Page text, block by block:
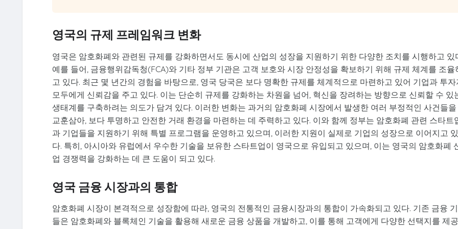
영국의 규제 프레임워크 변화
영국은 암호화폐와 관련된 규제를 강화하면서도 동시에 산업의 성장을 지원하기 위한 다양한 조치를 시행하고 있
예를 들어, 금융행위감독청(FCA)와 기타 정부 기관은 고객 보호와 시장 안정성을 확보하기 위해 규제 체계를 조율
고 있다. 최근 몇 년간의 경험을 바탕으로, 영국 당국은 보다 명확한 규제를 체계적으로 마련하고 있어 기업과 투자
모두에게 신뢰감을 주고 있다. 이는 단순히 규제를 강화하는 차원을 넘어, 혁신을 장려하는 방향으로 신뢰할 수 있
생태계를 구축하려는 의도가 담겨 있다. 이러한 변화는 과거의 암호화폐 시장에서 발생한 여러 부정적인 사건들을
교훈삼아, 보다 투명하고 안전한 거래 환경을 마련하는 데 주력하고 있다. 이와 함께 정부는 암호화폐 관련 스타트
과 기업들을 지원하기 위해 특별 프로그램을 운영하고 있으며, 이러한 지원이 실제로 기업의 성장으로 이어지고 있
다. 특히, 아시아와 유럽에서 우수한 기술을 보유한 스타트업이 영국으로 유입되고 있으며, 이는 영국의 암호화폐
업 경쟁력을 강화하는 데 큰 도움이 되고 있다.
영국 금융 시장과의 통합
암호화폐 시장이 본격적으로 성장함에 따라, 영국의 전통적인 금융시장과의 통합이 가속화되고 있다. 기존 금융
들은 암호화폐와 블록체인 기술을 활용해 새로운 금융 상품을 개발하고, 이를 통해 고객에게 다양한 선택지를 제공